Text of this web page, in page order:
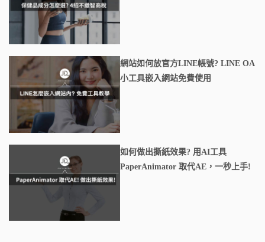
網站如何放官方LINE帳號? LINE OA
小工具嵌入網站免費使用
如何做出撕紙效果? 用AI工具
PaperAnimator 取代AE，一秒上手!